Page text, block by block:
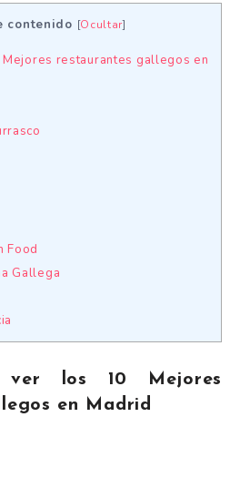
contenido [Ocultar]
restaurantes gallegos en
Food
Gallega
los 10 Mejores
en Madrid